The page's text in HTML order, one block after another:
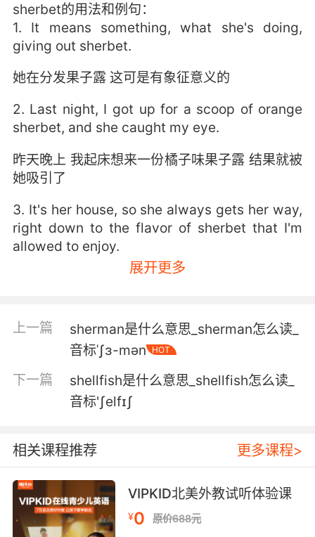
sherbet的用法和例句：
1. It means something, what she's doing,
giving out sherbet.
她在分发果子露 这可是有象征意义的
2. Last night, I got up for a scoop of orange
sherbet, and she caught my eye.
昨天晚上 我起床想来一份橘子味果子露 结果就被
她吸引了
3. It's her house, so she always gets her way,
right down to the flavor of sherbet that I'm
allowed to enjoy.
这是她的房子 所以她说什么就是什么 包括我得喜
4. But once we strip it down and paint the
whole thing the color of orange sherbet,
但一旦我們把包裝撕下來 把車子涂成橘子冰沙的
顏色 我們就可以光天化日之下藏在里面
5. All you've got to do is rub it on your skin,
the essential oils come out of the plant and
onto your skin and you'll ell like lemon
sherbet.
你所要做的只是将它擦在皮肤上 香精油从植物中
展开更多
上一篇
sherman是什么意思_sherman怎么读_
音标ˈʃɜ-mən
HOT
下一篇
shellfish是什么意思_shellfish怎么读_
音标'ʃelfɪʃ
相关课程推荐 更多课程>
VIPKID北美外教试听体验课
¥0 原价688元